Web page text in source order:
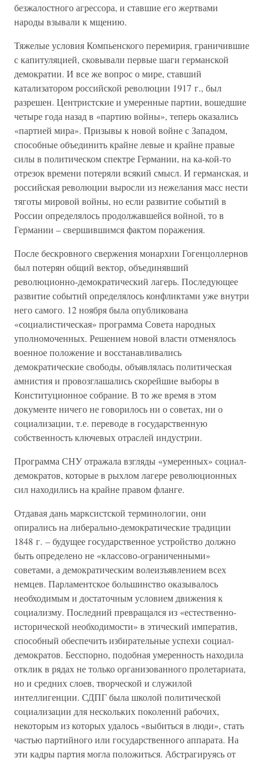
безжалостного агрессора, и ставшие его жертвами
народы взывали к мщению.
Тяжелые условия Компьенского перемирия, граничившие
с капитуляцией, сковывали первые шаги германской
демократии. И все же вопрос о мире, ставший
катализатором российской революции 1917 г., был
разрешен. Центристские и умеренные партии, вошедшие
четыре года назад в «партию войны», теперь оказались
«партией мира». Призывы к новой войне с Западом,
способные объединить крайне левые и крайне правые
силы в политическом спектре Германии, на ка-кой-то
отрезок времени потеряли всякий смысл. И германская, и
российская революции выросли из нежелания масс нести
тяготы мировой войны, но если развитие событий в
России определялось продолжавшейся войной, то в
Германии – свершившимся фактом поражения.
После бескровного свержения монархии Гогенцоллернов
был потерян общий вектор, объединявший
революционно-демократический лагерь. Последующее
развитие событий определялось конфликтами уже внутри
него самого. 12 ноября была опубликована
«социалистическая» программа Совета народных
уполномоченных. Решением новой власти отменялось
военное положение и восстанавливались
демократические свободы, объявлялась политическая
амнистия и провозглашались скорейшие выборы в
Конституционное собрание. В то же время в этом
документе ничего не говорилось ни о советах, ни о
социализации, т.е. переводе в государственную
собственность ключевых отраслей индустрии.
Программа СНУ отражала взгляды «умеренных» социал-
демократов, которые в рыхлом лагере революционных
сил находились на крайне правом фланге.
Отдавая дань марксистской терминологии, они
опирались на либерально-демократические традиции
1848 г. – будущее государственное устройство должно
быть определено не «классово-ограниченными»
советами, а демократическим волеизъявлением всех
немцев. Парламентское большинство оказывалось
необходимым и достаточным условием движения к
социализму. Последний превращался из «естественно-
исторической необходимости» в этический императив,
способный обеспечить избирательные успехи социал-
демократов. Бесспорно, подобная умеренность находила
отклик в рядах не только организованного пролетариата,
но и средних слоев, творческой и служилой
интеллигенции. СДПГ была школой политической
социализации для нескольких поколений рабочих,
некоторым из которых удалось «выбиться в люди», стать
частью партийного или государственного аппарата. На
эти кадры партия могла положиться. Абстрагируясь от